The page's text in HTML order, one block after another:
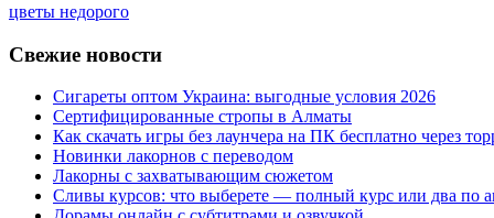
цветы недорого
Свежие новости
Сигареты оптом Украина: выгодные условия 2026
Сертифицированные стропы в Алматы
Как скачать игры без лаунчера на ПК бесплатно через
Новинки лакорнов с переводом
Лакорны с захватывающим сюжетом
Сливы курсов: что выберете — полный курс или два по